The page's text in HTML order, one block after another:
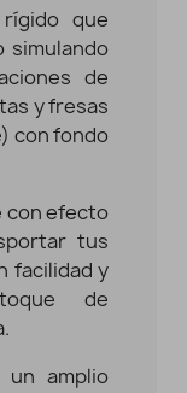
rígido que
simulando
de
y fresas
con fondo
con efecto
tus
facilidad y
de
amplio